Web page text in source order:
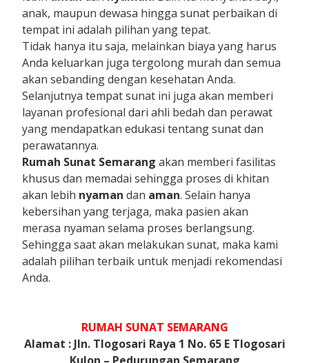
anak, maupun dewasa hingga sunat perbaikan di
tempat ini adalah pilihan yang tepat.
Tidak hanya itu saja, melainkan biaya yang harus
Anda keluarkan juga tergolong murah dan semua
akan sebanding dengan kesehatan Anda.
Selanjutnya tempat sunat ini juga akan memberi
layanan profesional dari ahli bedah dan perawat
yang mendapatkan edukasi tentang sunat dan
perawatannya.
Rumah Sunat Semarang akan memberi fasilitas
khusus dan memadai sehingga proses di khitan
akan lebih nyaman dan aman. Selain hanya
kebersihan yang terjaga, maka pasien akan
merasa nyaman selama proses berlangsung.
Sehingga saat akan melakukan sunat, maka kami
adalah pilihan terbaik untuk menjadi rekomendasi
Anda.
RUMAH SUNAT SEMARANG
Alamat : Jln. Tlogosari Raya 1 No. 65 E Tlogosari